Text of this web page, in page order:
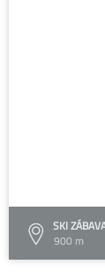
SKI
900 m